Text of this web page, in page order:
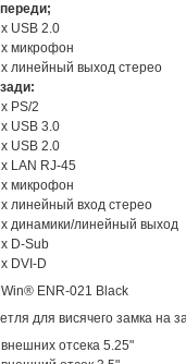
USB 2.0
x микрофон
x линейный выход стерео
PS/2
USB 3.0
USB 2.0
LAN RJ-45
x микрофон
x линейный вход стерео
x динамики/линейный выход
D-Sub
DVI-D
ENR-021 Black
для висячего замка на
отсека 5.25"